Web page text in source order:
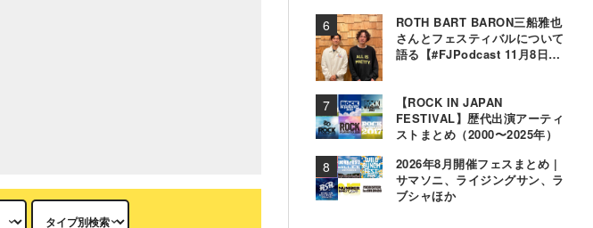
ROTH BART BARON三船雅也
さんとフェスティバルについて
語る【#FJPodcast 11月8日配
【ROCK IN JAPAN
FESTIVAL】歴代出演アーティ
ストまとめ（2000〜2025年）
2026年8月開催フェスまとめ |
サマソニ、ライジングサン、ラ
ブシャほか